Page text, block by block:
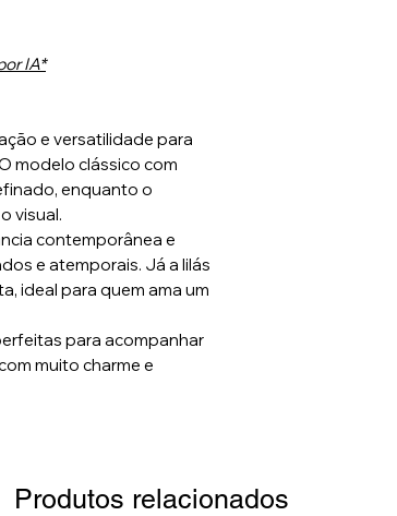
IA*
e versatilidade para
modelo clássico com
enquanto o
visual.
contemporânea e
e atemporais. Já a lilás
ideal para quem ama um
para acompanhar
muito charme e
Produtos relacionados